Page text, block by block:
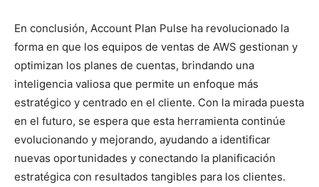
En conclusión, Account Plan Pulse ha revolucionado la
forma en que los equipos de ventas de AWS gestionan y
optimizan los planes de cuentas, brindando una
inteligencia valiosa que permite un enfoque más
estratégico y centrado en el cliente. Con la mirada puesta
en el futuro, se espera que esta herramienta continúe
evolucionando y mejorando, ayudando a identificar
nuevas oportunidades y conectando la planificación
estratégica con resultados tangibles para los clientes.